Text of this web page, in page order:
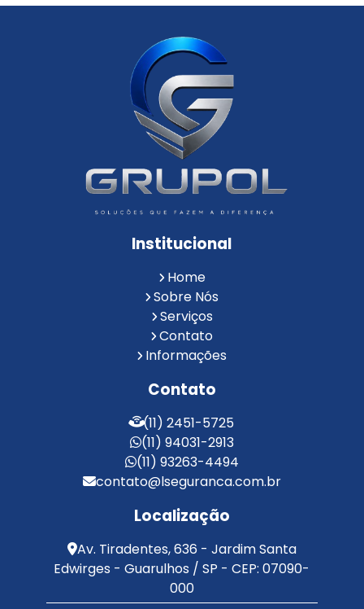
Empresa de Alarmes
Empresa de Facilities
Empresa de Instalação de Câmeras de Segurança
Empresa de Limpeza e Portaria
Empresas de Limpeza de Condomínios
Empresas de Monitoramento Cftv
Facility Terceirização
Instalação de Cftv
Instalação de Cercas Elétricas Residenciais
Monitoramento de Alarme 24 Horas
Portaria e Limpeza
Portaria Inteligente
Portaria Remota
Reconhecimento Facial em Condomínios
Reconhecimento Facial para Condomínios
Reconhecimento Facial para Portaria
Reconhecimento Facial Portaria
Serviço de Limpeza Terceirizado
Serviço de Portaria e Limpeza
Serviços de Limpeza e Portaria
Terceirização de Facilities
Terceirização de Portaria
Zeladoria de Condomínios
Institucional
Home
Sobre Nós
Serviços
Contato
Informações
Contato
(11) 2451-5725
(11) 94031-2913
(11) 93263-4494
contato@lseguranca.com.br
Localização
Av. Tiradentes, 636 - Jardim Santa
Edwirges - Guarulhos / SP - CEP: 07090-
000